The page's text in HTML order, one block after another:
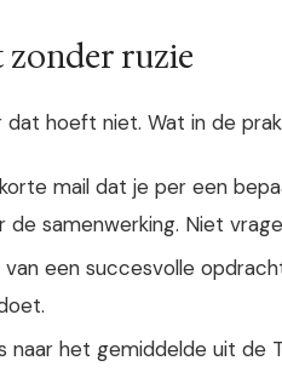
zonder ruzie
hoeft niet. Wat in de
mail dat je per een
samenwerking. Niet
een succesvolle
naar het gemiddelde uit de